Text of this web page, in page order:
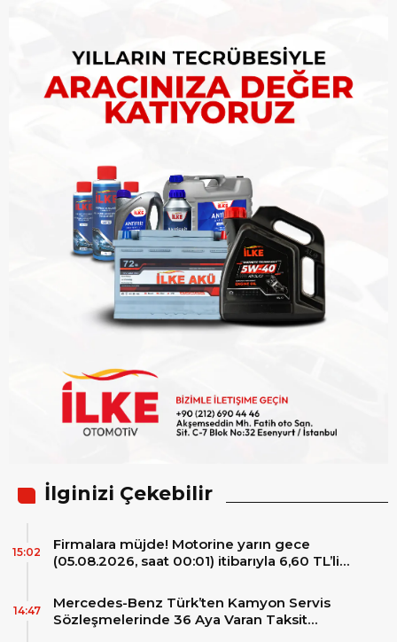
İlginizi Çekebilir
Firmalara müjde! Motorine yarın gece
(05.08.2026, saat 00:01) itibarıyla 6,60 TL’lik
15:02
Mercedes-Benz Türk’ten Kamyon Servis
Sözleşmelerinde 36 Aya Varan Taksit
14:47